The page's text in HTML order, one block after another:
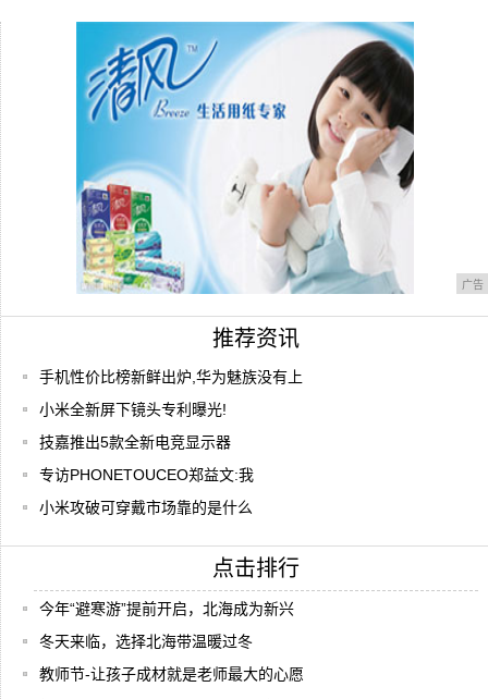
iPadmini2体验苹果官方回收服务全过程
广告
推荐资讯
手机性价比榜新鲜出炉,华为魅族没有上
小米全新屏下镜头专利曝光!
技嘉推出5款全新电竞显示器
专访PHONETOUCEO郑益文:我
小米攻破可穿戴市场靠的是什么
点击排行
今年“避寒游”提前开启，北海成为新兴
冬天来临，选择北海带温暖过冬
教师节-让孩子成材就是老师最大的心愿